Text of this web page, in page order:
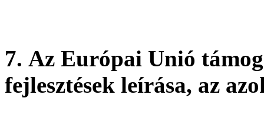
7. Az Európai Unió
fejlesztések leírása, az